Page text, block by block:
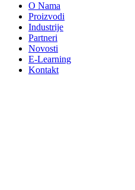
O Nama
Proizvodi
Industrije
Partneri
Novosti
E-Learning
Kontakt